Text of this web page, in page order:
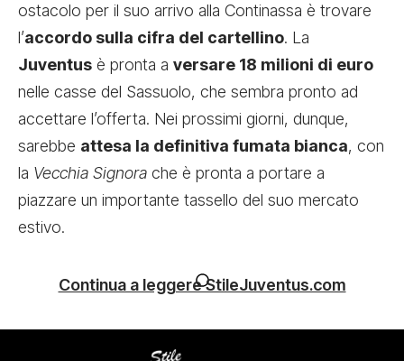
ostacolo per il suo arrivo alla Continassa è trovare
l’accordo sulla cifra del cartellino. La
Juventus è pronta a versare 18 milioni di euro
nelle casse del Sassuolo, che sembra pronto ad
accettare l’offerta. Nei prossimi giorni, dunque,
sarebbe attesa la definitiva fumata bianca, con
la Vecchia Signora che è pronta a portare a
piazzare un importante tassello del suo mercato
estivo.
Continua a leggere StileJuventus.com